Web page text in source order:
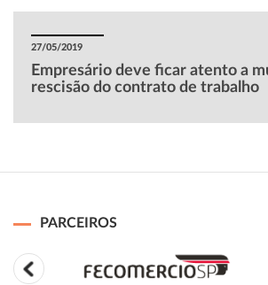
27/05/2019
Empresário deve ficar atento a
rescisão do contrato de trabalho
PARCEIROS